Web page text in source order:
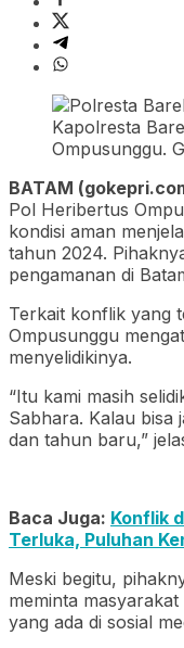
Kapolresta
Ompusunggu.
BATAM
Pol Heribertus
kondisi aman
tahun 2024.
pengamanan di
Terkait konflik yang
Ompusunggu
menyelidikinya.
“Itu kami masih
Sabhara. Kalau bisa
dan tahun baru,”
Baca Juga: Konflik
Terluka, Puluhan
Meski begitu,
meminta
yang ada di sosial